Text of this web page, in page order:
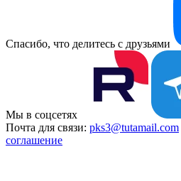
Спасибо, что делитесь с друзьями
Мы в соцсетях
Почта для связи: pks3@tutamail.com
соглашение